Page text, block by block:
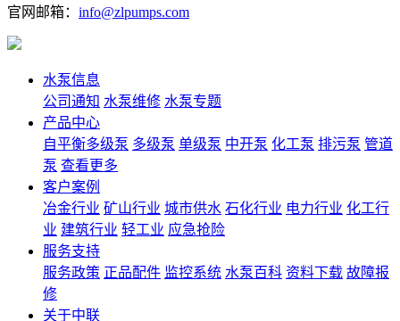
官网邮箱： info@zlpumps.com
水泵信息
公司通知 水泵维修 水泵专题
产品中心
自平衡多级泵 多级泵 单级泵 中开泵 化工泵 排污泵 管道
泵 查看更多
客户案例
冶金行业 矿山行业 城市供水 石化行业 电力行业 化工行
业 建筑行业 轻工业 应急抢险
服务支持
服务政策 正品配件 监控系统 水泵百科 资料下载 故障报
修
关于中联